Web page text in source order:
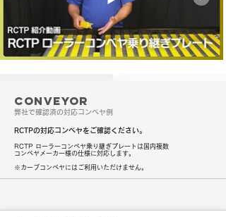
CONVEYOR
弊社で確認済の対応コンベヤ例
RCTPの対応コンベヤをご確認ください。
RCTP ローラーコンベヤ乗り継ぎプレートは国内複数
コンベヤメーカー様の仕様に対応します。
​※カーブコンベヤにはご利用いただけません。